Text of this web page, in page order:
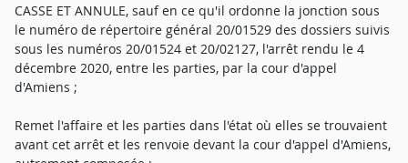
CASSE ET ANNULE, sauf en ce qu'il ordonne la jonction sous
le numéro de répertoire général 20/01529 des dossiers suivis
sous les numéros 20/01524 et 20/02127, l'arrêt rendu le 4
décembre 2020, entre les parties, par la cour d'appel
d'Amiens ;
Remet l'affaire et les parties dans l'état où elles se trouvaient
avant cet arrêt et les renvoie devant la cour d'appel d'Amiens,